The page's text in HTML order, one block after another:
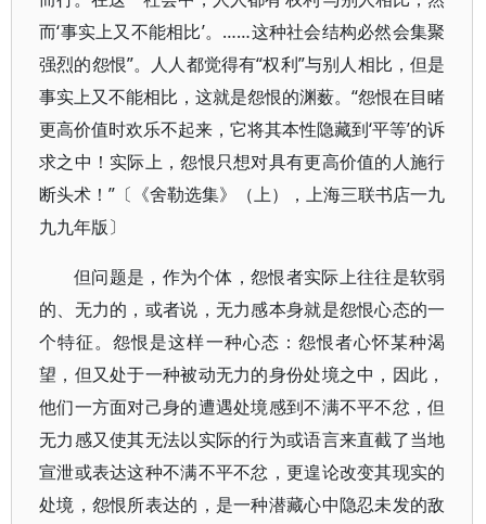
而‘事实上又不能相比’。……这种社会结构必然会集聚
强烈的怨恨”。人人都觉得有“权利”与别人相比，但是
事实上又不能相比，这就是怨恨的渊薮。“怨恨在目睹
更高价值时欢乐不起来，它将其本性隐藏到‘平等’的诉
求之中！实际上，怨恨只想对具有更高价值的人施行
断头术！”〔《舍勒选集》（上），上海三联书店一九
九九年版〕
但问题是，作为个体，怨恨者实际上往往是软弱
的、无力的，或者说，无力感本身就是怨恨心态的一
个特征。怨恨是这样一种心态：怨恨者心怀某种渴
望，但又处于一种被动无力的身份处境之中，因此，
他们一方面对己身的遭遇处境感到不满不平不忿，但
无力感又使其无法以实际的行为或语言来直截了当地
宣泄或表达这种不满不平不忿，更遑论改变其现实的
处境，怨恨所表达的，是一种潜藏心中隐忍未发的敌